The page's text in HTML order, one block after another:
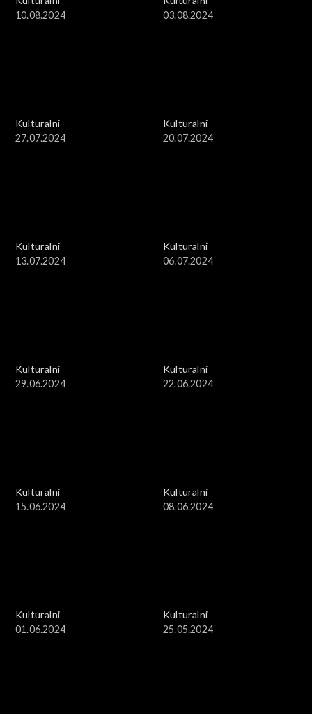
10.08.2024
03.08.2024
Kulturalni
27.07.2024
Kulturalni
20.07.2024
Kulturalni
13.07.2024
Kulturalni
06.07.2024
Kulturalni
29.06.2024
Kulturalni
22.06.2024
Kulturalni
15.06.2024
Kulturalni
08.06.2024
Kulturalni
01.06.2024
Kulturalni
25.05.2024